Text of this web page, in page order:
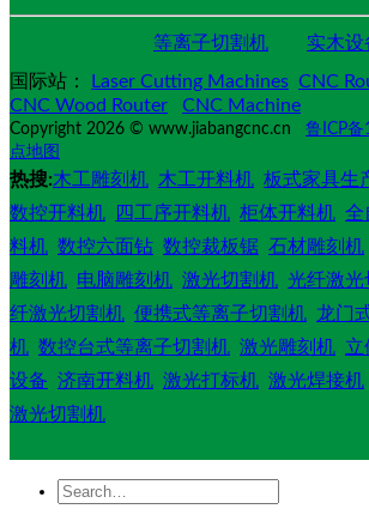
等离子切割机
实木设
国际站：
Laser Cutting Machines CNC
CNC Wood Router
CNC Machine
Copyright 2026 © www.jiabangcnc.cn 鲁ICP
点地图
热搜:木工雕刻机 木工开料机 板式家具生
数控开料机
四工序开料机 柜体开料机 全
料机 数控六面钻 数控裁板锯 石材雕刻机
雕刻机 电脑雕刻机 激光切割机 光纤激光
纤激光切割机 便携式等离子切割机 龙门
机 数控台式等离子切割机 激光雕刻机 立
设备 济南开料机 激光打标机 激光焊接机
激光切割机
Search